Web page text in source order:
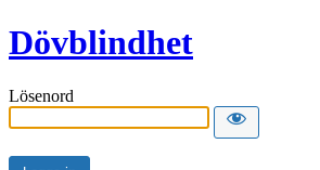
Dövblindhet
Lösenord